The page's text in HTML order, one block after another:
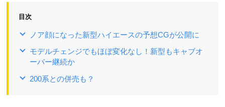
目次
ノア顔になった新型ハイエースの予想CGが公開に
モデルチェンジでもほぼ変化なし！新型もキャブオ
ーバー継続か
200系との併売も？